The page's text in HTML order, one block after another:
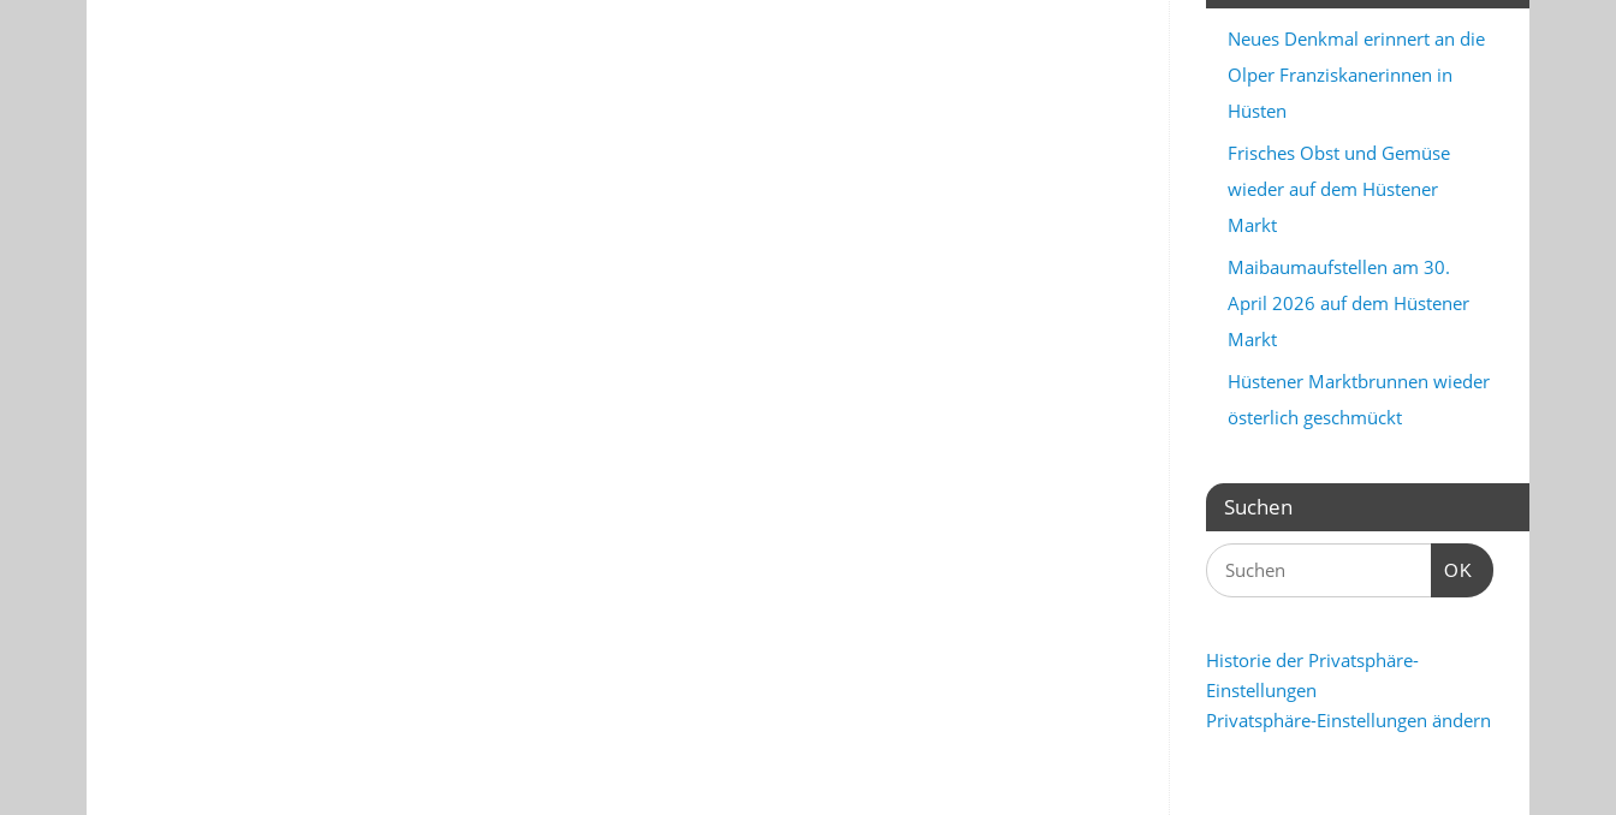
Neues Denkmal erinnert an die
Olper Franziskanerinnen in
Hüsten
Frisches Obst und Gemüse
wieder auf dem Hüstener
Markt
Maibaumaufstellen am 30.
April 2026 auf dem Hüstener
Markt
Hüstener Marktbrunnen wieder
österlich geschmückt
Suchen
OK
Historie der Privatsphäre-
Einstellungen
Privatsphäre-Einstellungen ändern